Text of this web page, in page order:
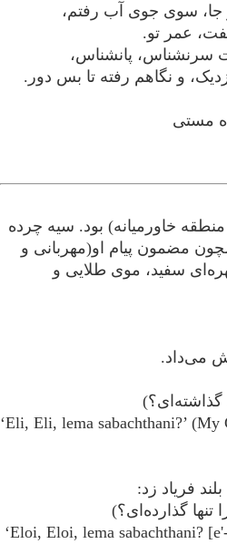
سوی جوی آب رفتم،
عمر تو.
پانشناس،
و نگاهم رفته تا بس دور.
مستی
خاورمیانه) بود. سیه چرده
مضمون پیام او(مهربانی و
سفید، موی طلایی و
می‌داد.
گذاشته‌ای؟)
‘Eli, Eli, lema sabachthani?’
فریاد زد:
گذارده‌ای؟)
‘Eloi, Eloi, lema sabachthani?